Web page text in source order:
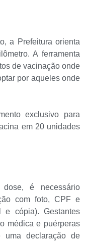
a Prefeitura orienta
A ferramenta
de vacinação onde
por aqueles onde
exclusivo para
em 20 unidades
é necessário
com foto, CPF e
e cópia). Gestantes
médica e puérperas
declaração de